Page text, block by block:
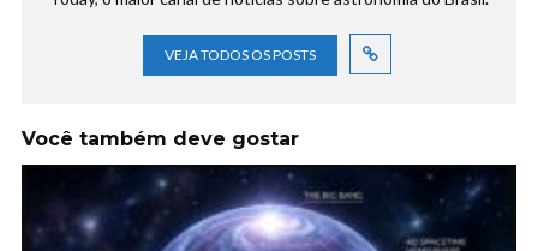
VEJA TODOS OS POSTS
Você também deve gostar